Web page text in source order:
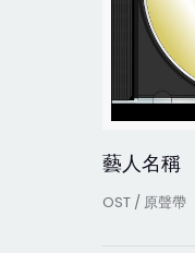
藝人名稱
OST / 原聲帶